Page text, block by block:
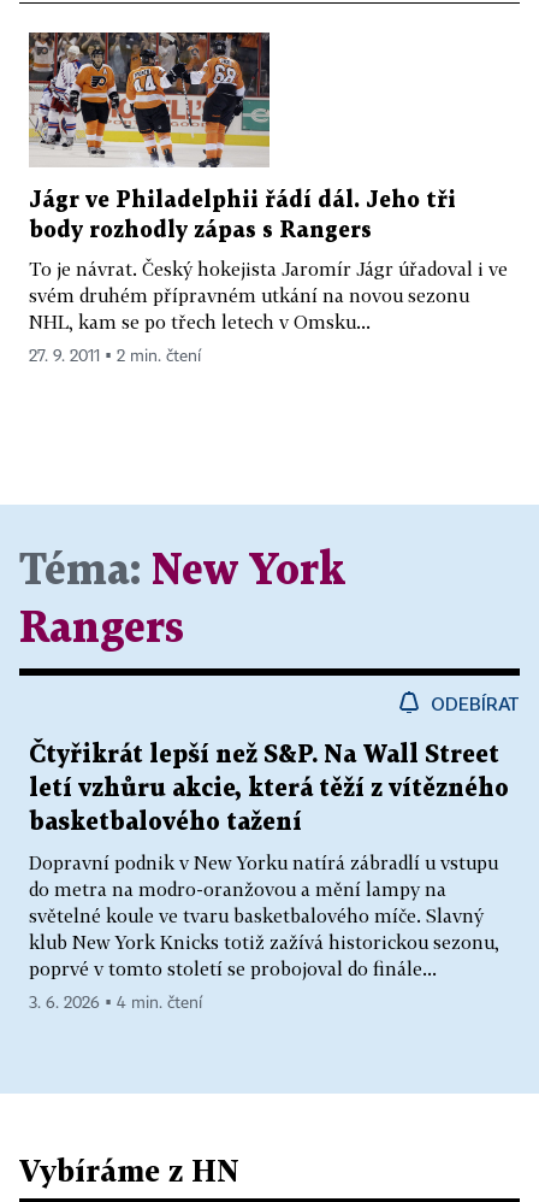
Jágr ve Philadelphii řádí dál. Jeho tři
body rozhodly zápas s Rangers
To je návrat. Český hokejista Jaromír Jágr úřadoval i ve
svém druhém přípravném utkání na novou sezonu
NHL, kam se po třech letech v Omsku...
27. 9. 2011 ▪ 2 min. čtení
Téma: New York
Rangers
ODEBÍRAT
Čtyřikrát lepší než S&P. Na Wall Street
letí vzhůru akcie, která těží z vítězného
basketbalového tažení
Dopravní podnik v New Yorku natírá zábradlí u vstupu
do metra na modro-oranžovou a mění lampy na
světelné koule ve tvaru basketbalového míče. Slavný
klub New York Knicks totiž zažívá historickou sezonu,
poprvé v tomto století se probojoval do finále...
3. 6. 2026 ▪ 4 min. čtení
Vybíráme z HN